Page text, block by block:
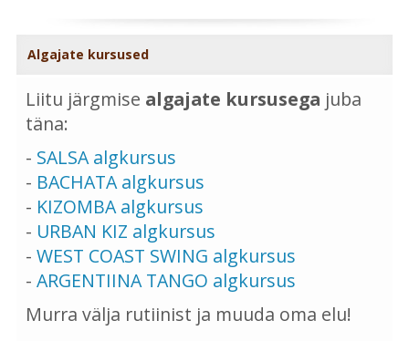
Algajate kursused
Liitu järgmise algajate kursusega juba
täna:
- SALSA algkursus
- BACHATA algkursus
- KIZOMBA algkursus
- URBAN KIZ algkursus
- WEST COAST SWING algkursus
- ARGENTIINA TANGO algkursus
Murra välja rutiinist ja muuda oma elu!